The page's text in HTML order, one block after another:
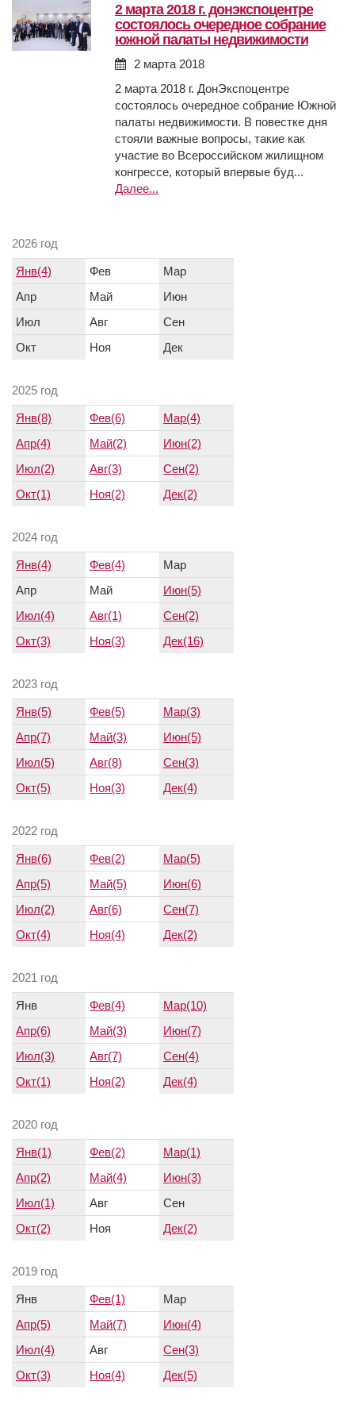
2 марта 2018 г. донэкспоцентре
состоялось очередное собрание
южной палаты недвижимости
2 марта 2018
2 марта 2018 г. ДонЭкспоцентре
состоялось очередное собрание Южной
палаты недвижимости. В повестке дня
стояли важные вопросы, такие как
участие во Всероссийском жилищном
конгрессе, который впервые буд...
Далее...
2026 год
Янв(4) Фев
Мар
Апр
Май
Июн
Июл
Авг
Сен
Окт
Ноя Дек
2025 год
Янв(8) Фев(6)
Мар(4)
Апр(4)
Май(2)
Июн(2)
Июл(2)
Авг(3)
Сен(2)
Окт(1)
Ноя(2) Дек(2)
2024 год
Янв(4) Фев(4)
Мар
Апр
Май
Июн(5)
Июл(4)
Авг(1)
Сен(2)
Окт(3)
Ноя(3) Дек(16)
2023 год
Янв(5) Фев(5)
Мар(3)
Апр(7)
Май(3)
Июн(5)
Июл(5)
Авг(8)
Сен(3)
Окт(5)
Ноя(3) Дек(4)
2022 год
Янв(6) Фев(2)
Мар(5)
Апр(5)
Май(5)
Июн(6)
Июл(2)
Авг(6)
Сен(7)
Окт(4)
Ноя(4) Дек(2)
2021 год
Янв Фев(4)
Мар(10)
Апр(6)
Май(3)
Июн(7)
Июл(3)
Авг(7)
Сен(4)
Окт(1)
Ноя(2) Дек(4)
2020 год
Янв(1) Фев(2)
Мар(1)
Апр(2)
Май(4)
Июн(3)
Июл(1)
Авг
Сен
Окт(2)
Ноя Дек(2)
2019 год
Янв Фев(1)
Мар
Апр(5)
Май(7)
Июн(4)
Июл(4)
Авг
Сен(3)
Окт(3)
Ноя(4) Дек(5)